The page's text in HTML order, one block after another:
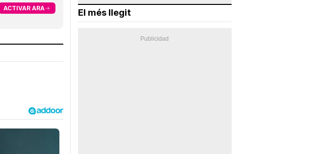
ACTIVAR ARA El més llegit